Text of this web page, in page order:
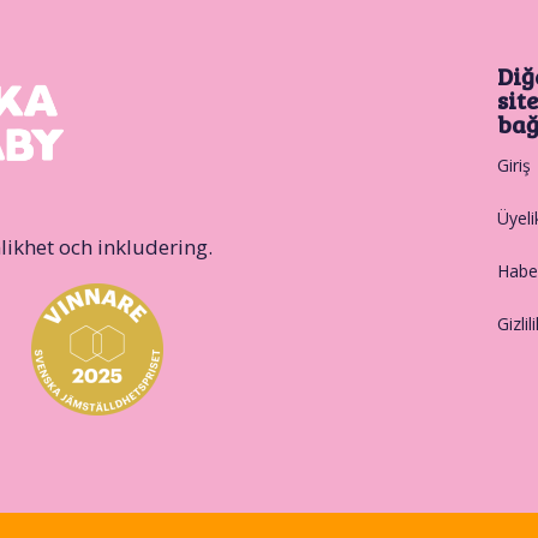
och inkludering.
Giriş